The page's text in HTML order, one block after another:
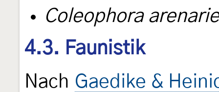
Coleophora
4.3. Faunistik
Nach Gaedike &